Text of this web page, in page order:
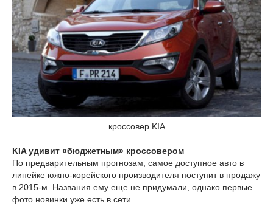
кроссовер KIA
KIA удивит «бюджетным» кроссовером
По предварительным прогнозам, самое доступное авто в
линейке южно-корейского производителя поступит в продажу
в 2015-м. Названия ему еще не придумали, однако первые
фото новинки уже есть в сети.